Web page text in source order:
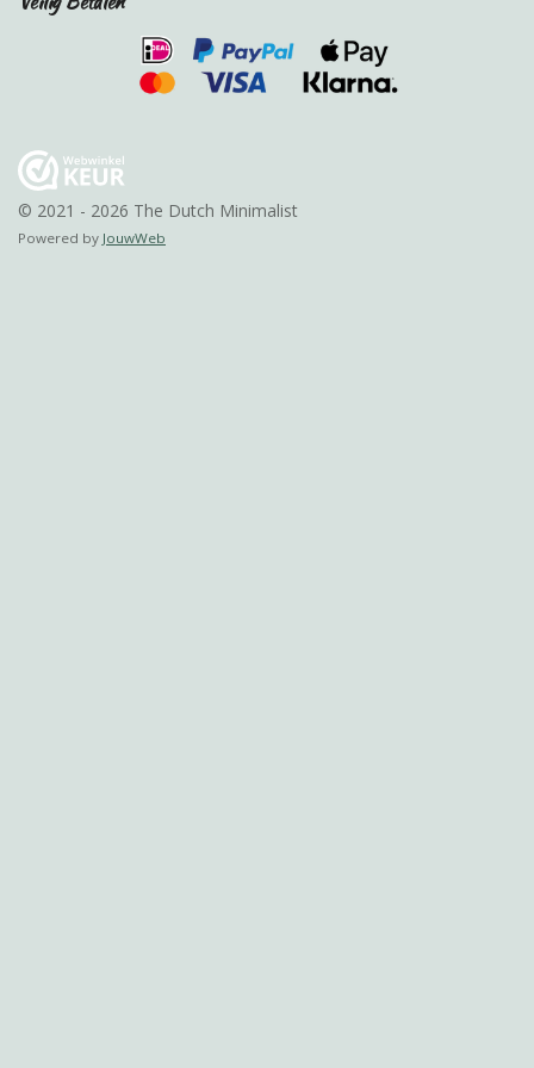
© 2021 - 2026 The Dutch Minimalist
Powered by JouwWeb